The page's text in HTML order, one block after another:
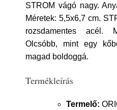
STROM vágó nagy.
Méretek: 5,5x6,7 cm.
rozsdamentes acél.
Olcsóbb, mint egy
magad boldoggá.
Termékleírás
Termelő: